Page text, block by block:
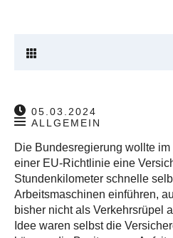
05.03.2024
ALLGEMEIN
Die Bundesregierung wollte
einer EU-Richtlinie eine
Stundenkilometer schnelle
Arbeitsmaschinen einführen,
bisher nicht als Verkehrsrüpel
Idee waren selbst die